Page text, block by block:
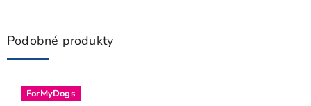
Podobné produkty
ForMyDogs